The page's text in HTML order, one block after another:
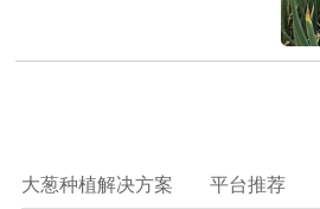
大葱种植解决方案 平台推荐